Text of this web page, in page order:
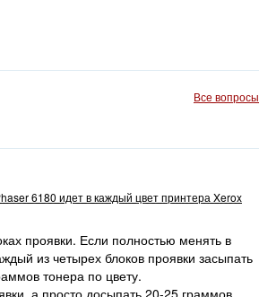
Все вопросы
6180 идет в каждый цвет принтера Xerox
проявки. Если полностью менять в
из четырех блоков проявки засыпать
тонера по цвету.
а просто досыпать 20-25 граммов